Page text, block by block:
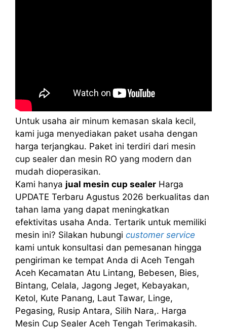
Untuk usaha air minum kemasan skala kecil,
kami juga menyediakan paket usaha dengan
harga terjangkau. Paket ini terdiri dari mesin
cup sealer dan mesin RO yang modern dan
mudah dioperasikan.
Kami hanya jual mesin cup sealer Harga
UPDATE Terbaru Agustus 2026 berkualitas dan
tahan lama yang dapat meningkatkan
efektivitas usaha Anda. Tertarik untuk memiliki
mesin ini? Silakan hubungi customer service
kami untuk konsultasi dan pemesanan hingga
pengiriman ke tempat Anda di Aceh Tengah
Aceh Kecamatan Atu Lintang, Bebesen, Bies,
Bintang, Celala, Jagong Jeget, Kebayakan,
Ketol, Kute Panang, Laut Tawar, Linge,
Pegasing, Rusip Antara, Silih Nara,. Harga
Mesin Cup Sealer Aceh Tengah Terimakasih.